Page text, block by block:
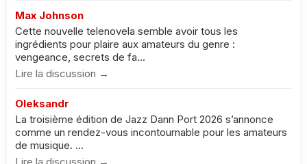
Max Johnson
Cette nouvelle telenovela semble avoir tous les
ingrédients pour plaire aux amateurs du genre :
vengeance, secrets de fa...
Lire la discussion →
Oleksandr
La troisième édition de Jazz Dann Port 2026 s’annonce
comme un rendez-vous incontournable pour les amateurs
de musique. ...